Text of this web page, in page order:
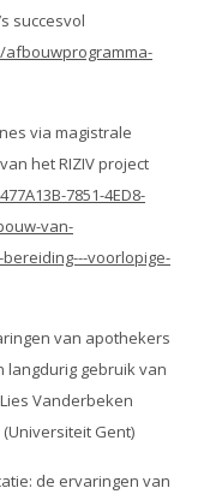
succesvol
afbouwprogramma-
via magistrale
het RIZIV project
7851-4ED8-
van-
voorlopige-
van apothekers
gebruik van
Vanderbeken
Gent)
de ervaringen van